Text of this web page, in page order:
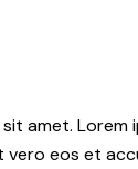
amet. Lorem
vero eos et